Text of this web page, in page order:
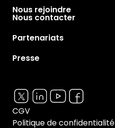
Nous rejoindre
Nous contacter
Partenariats
Presse
Politique de confidentialité
CGV